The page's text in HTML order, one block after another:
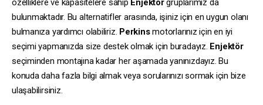
özelliklere ve kapasitelere sahip Enjektörgruplarımız da
bulunmaktadır. Bu alternatifler arasında, işiniz için en uygun olanı
bulmanıza yardımcı olabiliriz. Perkinsmotorlarınız için en iyi
seçimi yapmanızda size destek olmak için buradayız. Enjektör
seçiminden montajına kadar her aşamada yanınızdayız. Bu
konuda daha fazla bilgi almak veya sorularınızı sormak için bize
ulaşabilirsiniz.